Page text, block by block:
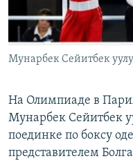
Мунарбек Сейитбек
На Олимпиаде в
Мунарбек Сейитбек
поединке по боксу
представителем